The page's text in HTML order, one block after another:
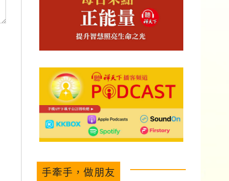
手牽手，做朋友